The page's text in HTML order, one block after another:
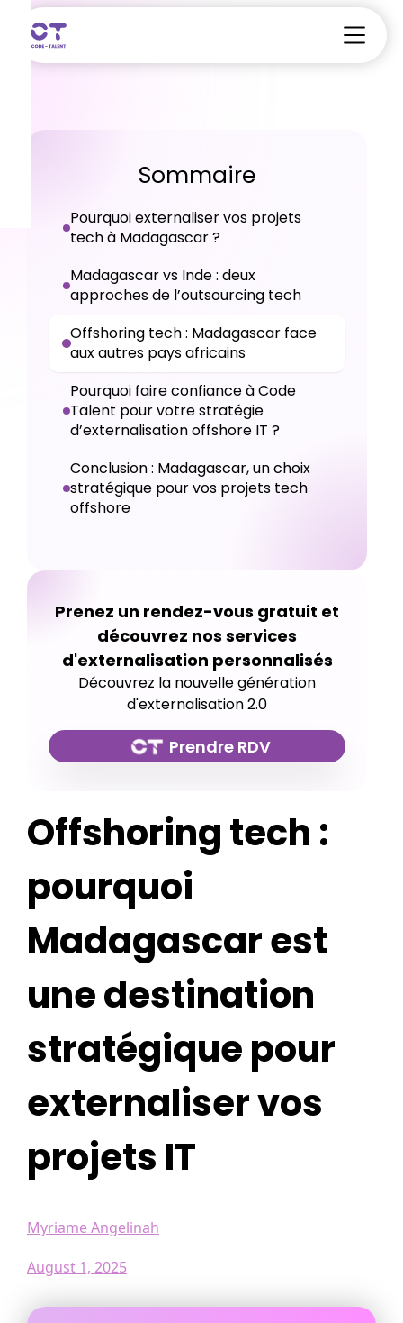
Sommaire
Pourquoi externaliser vos projets
tech à Madagascar ?
Madagascar vs Inde : deux
approches de l’outsourcing tech
Offshoring tech : Madagascar face
aux autres pays africains
Pourquoi faire confiance à Code
Talent pour votre stratégie
d’externalisation offshore IT ?
Conclusion : Madagascar, un choix
stratégique pour vos projets tech
offshore
Prenez un rendez-vous gratuit et
découvrez nos services
d'externalisation personnalisés
Découvrez la nouvelle génération
d'externalisation 2.0
Prendre RDV
Offshoring tech :
pourquoi
Madagascar est
une destination
stratégique pour
externaliser vos
projets IT
Myriame Angelinah
August 1, 2025